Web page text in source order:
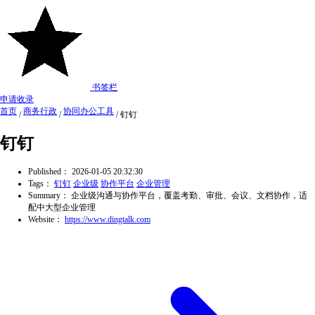
书签栏
申请收录
首页 / 商务行政 / 协同办公工具 / 钉钉
钉钉
Published： 2026-01-05 20:32:30
Tags： 钉钉 企业级 协作平台 企业管理
Summary： 企业级沟通与协作平台，覆盖考勤、审批、会议、文档协作，适
配中大型企业管理
Website： https://www.dingtalk.com